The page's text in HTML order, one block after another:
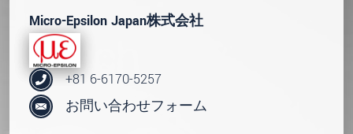
Micro-Epsilon Japan株式会社
+81 6-6170-5257
お問い合わせフォーム